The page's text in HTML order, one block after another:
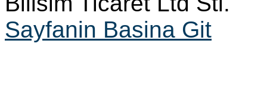
Sayfanin Basina Git